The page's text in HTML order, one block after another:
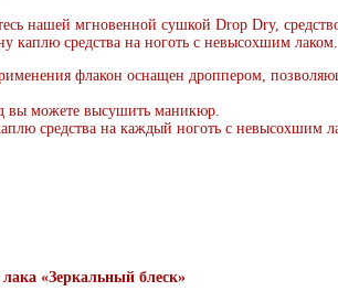
нашей мгновенной сушкой Drop Dry,
каплю средства на ноготь с невысохшим лаком.
флакон оснащен дроппером,
вы можете высушить маникюр.
средства на каждый ноготь с невысохшим
«Зеркальный блеск»